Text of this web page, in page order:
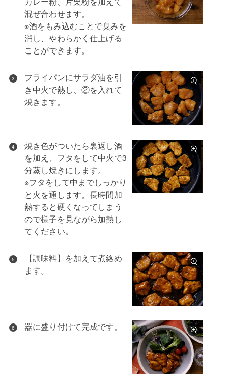
混ぜ合わせます。
※酒をもみ込むことで臭みを
消し、やわらかく仕上げる
ことができます。
3
フライパンにサラダ油を引
き中火で熱し、②を入れて
焼きます。
4
焼き色がついたら裏返し酒
を加え、フタをして中火で3
分蒸し焼きにします。
※フタをして中までしっかり
と火を通します。長時間加
熱すると硬くなってしまう
ので様子を見ながら加熱し
てください。
5
【調味料】を加えて煮絡め
ます。
6 器に盛り付けて完成です。